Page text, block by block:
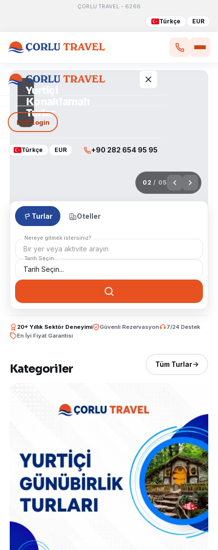
ÇORLU TRAVEL - 6266
Türkçe EUR
B2B Login
Türkçe EUR +90 282 654 95 95
Yurtiçi
Günübirlik
Turlar
02 / 05
Turlar Oteller
Nereye gitmek istersiniz?
Bir yer veya aktivite arayın
Tarih Seçin...
20+ Yıllık Sektör Deneyimi Güvenli Rezervasyon
7/24 Destek
En İyi Fiyat Garantisi
Kategoriler Tüm Turlar